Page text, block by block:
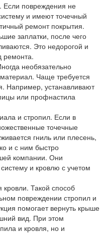
повреждения не
и имеют точечный
ремонт покрытия.
заплатки, после чего
Это недорогой и
ремонта.
необязательно
Чаще требуется
Например, устанавливают
или профнастила
и стропил. Если в
точечные
гниль или плесень,
и с ним быстро
компании. Они
и кровлю с учетом
Такой способ
повреждении стропил и
помогает вернуть крыше
вид. При этом
и кровля, но и